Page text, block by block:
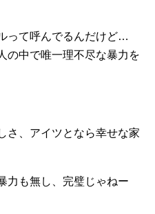
って呼んでるんだけど…
の中で唯一理不尽な暴力を
さ、アイツとなら幸せな家
力も無し、完璧じゃねー